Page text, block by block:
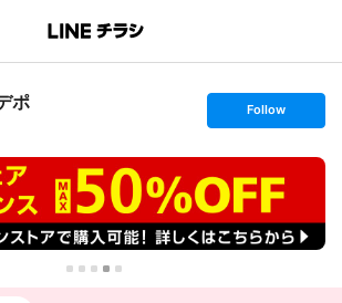
ポ s
t
o
l
o
Follow